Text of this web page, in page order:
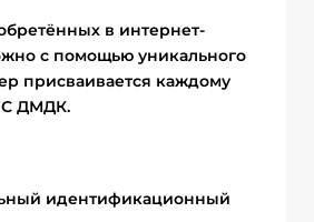
в интернет-
с помощью уникального
присваивается каждому
ДМДК.
идентификационный